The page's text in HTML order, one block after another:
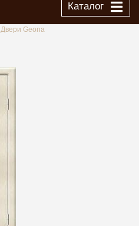
Каталог
Двери Geona